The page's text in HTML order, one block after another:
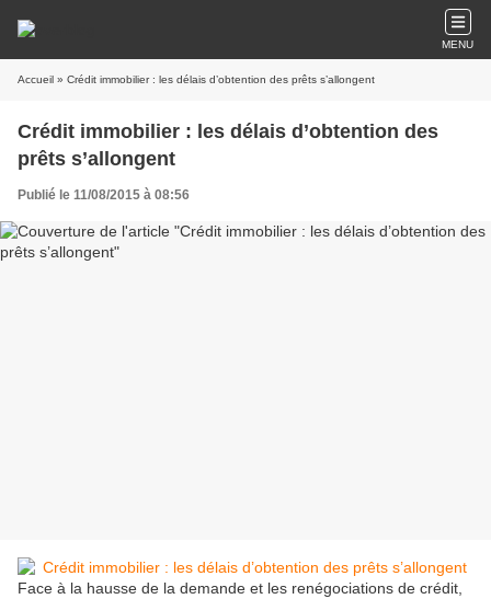
MENU
Accueil » Crédit immobilier : les délais d’obtention des prêts s’allongent
Crédit immobilier : les délais d’obtention des
prêts s’allongent
Publié le 11/08/2015 à 08:56
Face à la hausse de la demande et les renégociations de crédit,